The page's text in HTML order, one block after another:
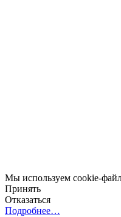
Мы используем cookie-
Принять
Отказаться
Подробнее…